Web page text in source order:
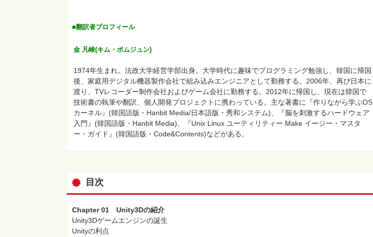
■翻訳者プロフィール
金 凡峻(キム・ボムジュン)
1974年生まれ。法政大学経営学部出身。大学時代に趣味でプログラミング勉強し、韓国に帰国
後、家庭用デジタル機器製作会社で組み込みエンジニアとして勤務する。2006年、再び日本に
渡り、TVレコーダー制作会社およびゲーム会社に勤務する。2012年に帰国し、現在は韓国で
技術書の執筆や翻訳、個人開発プロジェクトに携わっている。主な著書に『作りながら学ぶOS
カーネル』(韓国語版・Hanbit Media/日本語版・秀和システム)、『脳を刺激するハードウェア
入門』(韓国語版・Hanbit Media)、『Unix Linux ユーティリティー Make イージー・マスタ
ー・ガイド』(韓国語版・Code&Contents)などがある。
目次
Chapter 01 Unity3Dの紹介
Unity3Dゲームエンジンの誕生
Unityの利点